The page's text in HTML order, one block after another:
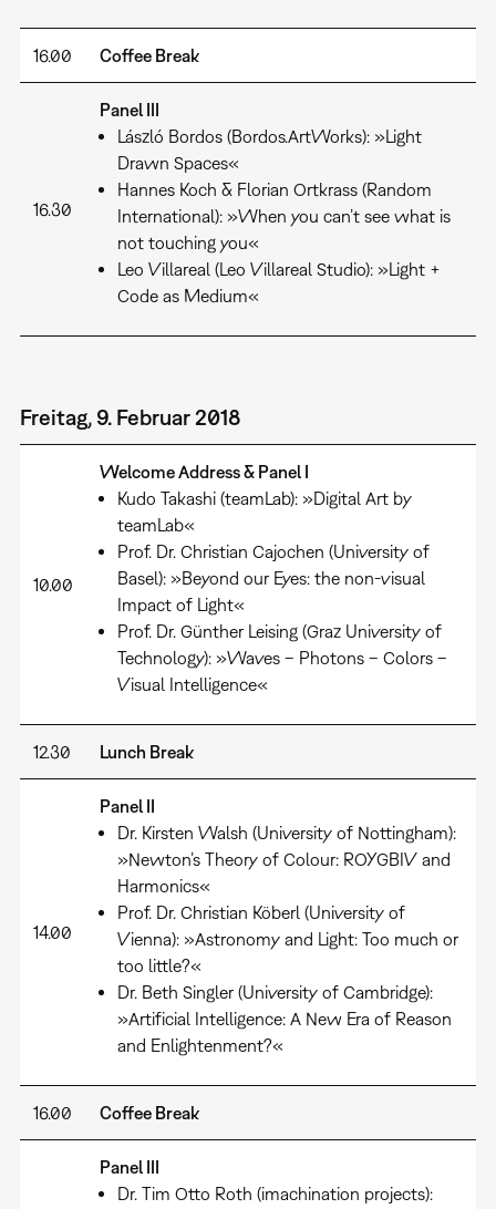
16.00 Coffee Break
16.30
Panel III
László Bordos (Bordos.ArtWorks): »Light
Drawn Spaces«
Hannes Koch & Florian Ortkrass (Random
International): »When you can’t see what is
not touching you«
Leo Villareal (Leo Villareal Studio): »Light +
Code as Medium«
Freitag, 9. Februar 2018
10.00
Welcome Address & Panel I
Kudo Takashi (teamLab): »Digital Art by
teamLab«
Prof. Dr. Christian Cajochen (University of
Basel): »Beyond our Eyes: the non-visual
Impact of Light«
Prof. Dr. Günther Leising (Graz University of
Technology): »Waves – Photons – Colors –
Visual Intelligence«
12.30 Lunch Break
14.00
Panel II
Dr. Kirsten Walsh (University of Nottingham):
»Newton’s Theory of Colour: ROYGBIV and
Harmonics«
Prof. Dr. Christian Köberl (University of
Vienna): »Astronomy and Light: Too much or
too little?«
Dr. Beth Singler (University of Cambridge):
»Artificial Intelligence: A New Era of Reason
and Enlightenment?«
16.00 Coffee Break
Panel III
Dr. Tim Otto Roth (imachination projects):